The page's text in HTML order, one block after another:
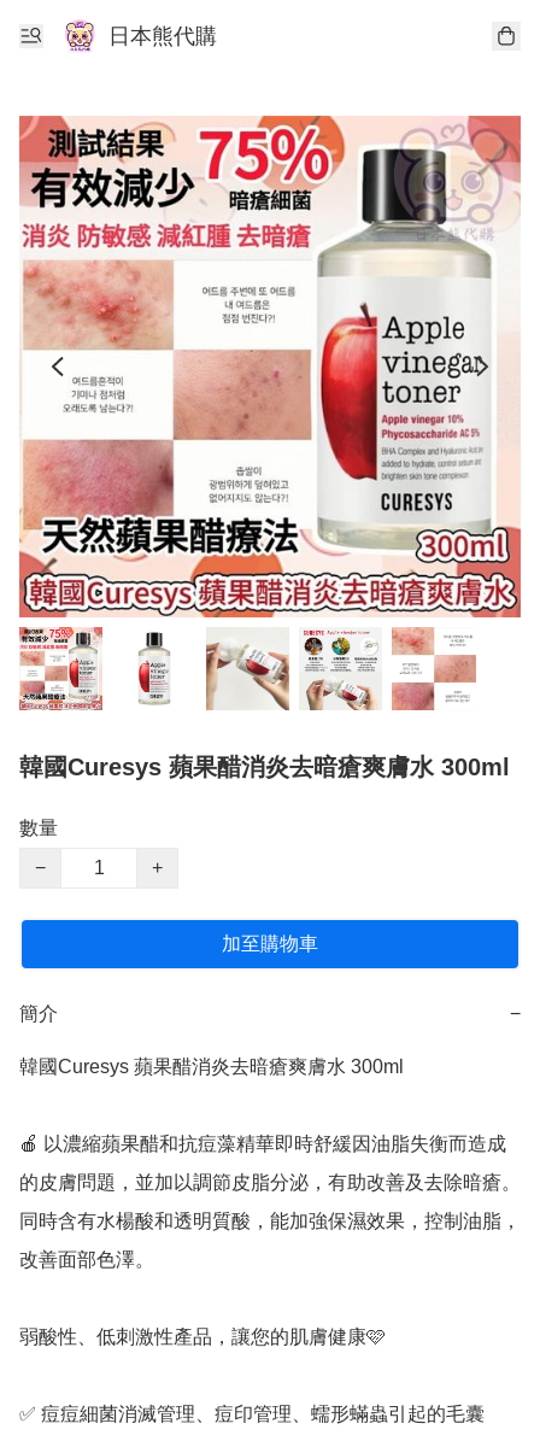
日本熊代購
韓國Curesys 蘋果醋消炎去暗瘡爽膚水 300ml
數量
−
+
加至購物車
簡介 −
韓國Curesys 蘋果醋消炎去暗瘡爽膚水 300ml
🍎 以濃縮蘋果醋和抗痘藻精華即時舒緩因油脂失衡而造成
的皮膚問題，並加以調節皮脂分泌，有助改善及去除暗瘡。
同時含有水楊酸和透明質酸，能加強保濕效果，控制油脂，
改善面部色澤。
弱酸性、低刺激性產品，讓您的肌膚健康🩷
✅️ 痘痘細菌消滅管理、痘印管理、蠕形蟎蟲引起的毛囊